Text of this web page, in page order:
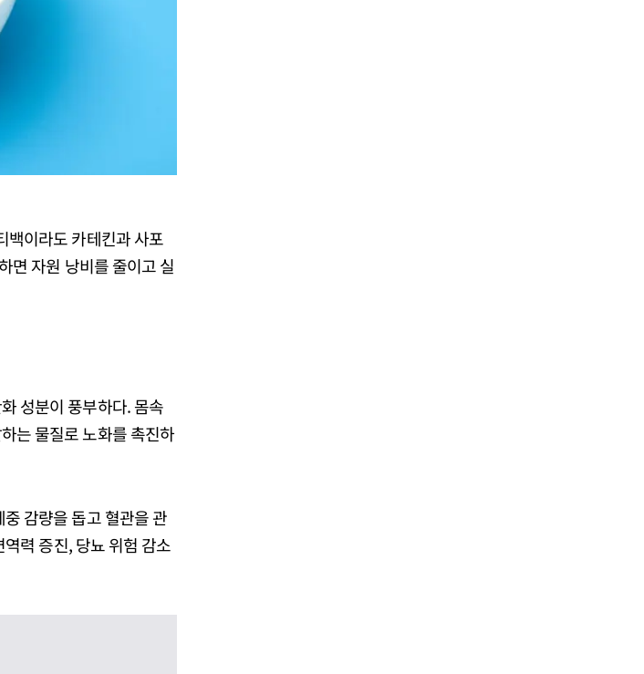
백이라도 카테킨과 사포
면 자원 낭비를 줄이고 실
성분이 풍부하다. 몸속
는 물질로 노화를 촉진하
감량을 돕고 혈관을 관
력 증진, 당뇨 위험 감소